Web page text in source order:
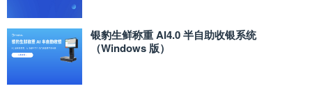
银豹生鲜称重 AI4.0 半自助收银系统
（Windows 版）